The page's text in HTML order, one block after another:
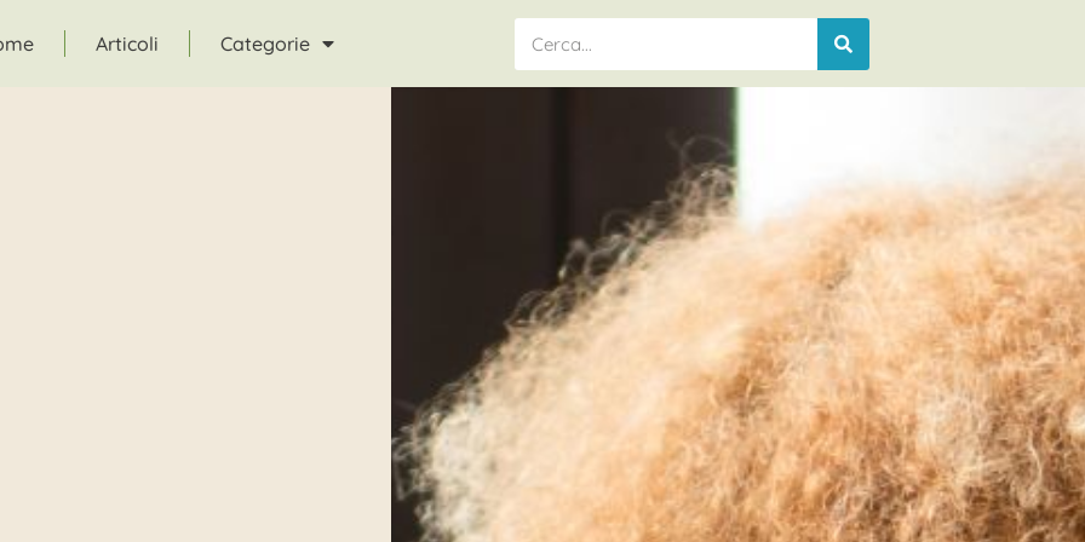
Articoli Categorie